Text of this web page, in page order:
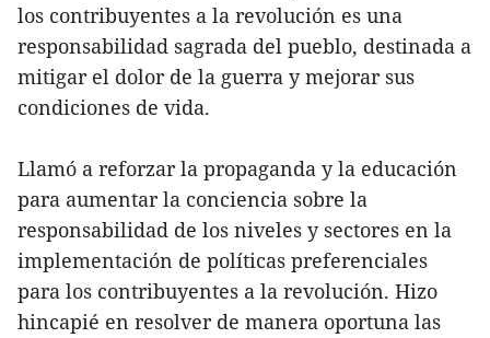
los contribuyentes a la revolución es una
responsabilidad sagrada del pueblo, destinada a
mitigar el dolor de la guerra y mejorar sus
condiciones de vida.
Llamó a reforzar la propaganda y la educación
para aumentar la conciencia sobre la
responsabilidad de los niveles y sectores en la
implementación de políticas preferenciales
para los contribuyentes a la revolución. Hizo
hincapié en resolver de manera oportuna las